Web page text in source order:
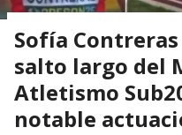
Sofía
salto largo del
Atletismo
notable